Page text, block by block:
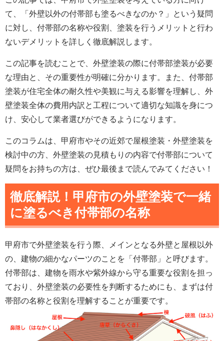
て、「外壁以外の付帯部も塗るべきなのか？」という疑問
に対し、付帯部の名称や役割、塗装を行うメリットと行わ
ないデメリットを詳しく徹底解説します。
この記事を読むことで、外壁塗装の際に付帯部塗装が必要
な理由と、その重要性が明確に分かります。また、付帯部
塗装が住宅全体の耐久性や美観に与える影響を理解し、外
壁塗装全体の費用内訳と工程について適切な知識を身につ
け、安心して業者選びができるようになります。
このコラムは、甲府市やその近郊で屋根塗装・外壁塗装を
検討中の方、外壁塗装の見積もりの内容で付帯部について
疑問をお持ちの方は、ぜひ最後まで読んでみてください！
徹底解説！甲府市の外壁塗装で一緒
に塗るべき付帯部の名称
甲府市で外壁塗装を行う際、メインとなる外壁と屋根以外
の、建物の細かなパーツのことを「付帯部」と呼びます。
付帯部は、建物を雨水や紫外線から守る重要な役割を担っ
ており、外壁塗装の必要性を判断するためにも、まずは付
帯部の名称と役割を理解することが重要です。